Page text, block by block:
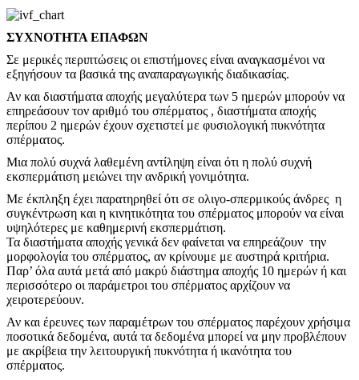
ΣΥΧΝΟΤΗΤΑ ΕΠΑΦΩΝ
Σε μερικές περιπτώσεις οι επιστήμονες είναι αναγκασμένοι να
εξηγήσουν τα βασικά της αναπαραγωγικής διαδικασίας.
Αν και διαστήματα αποχής μεγαλύτερα των 5 ημερών μπορούν να
επηρεάσουν τον αριθμό του σπέρματος , διαστήματα αποχής
περίπου 2 ημερών έχουν σχετιστεί με φυσιολογική πυκνότητα
σπέρματος.
Μια πολύ συχνά λαθεμένη αντίληψη είναι ότι η πολύ συχνή
εκσπερμάτιση μειώνει την ανδρική γονιμότητα.
Με έκπληξη έχει παρατηρηθεί ότι σε ολιγο-σπερμικούς άνδρες η
συγκέντρωση και η κινητικότητα του σπέρματος μπορούν να είναι
υψηλότερες με καθημερινή εκσπερμάτιση.
Τα διαστήματα αποχής γενικά δεν φαίνεται να επηρεάζουν την
μορφολογία του σπέρματος, αν κρίνουμε με αυστηρά κριτήρια.
Παρ’ όλα αυτά μετά από μακρύ διάστημα αποχής 10 ημερών ή και
περισσότερο οι παράμετροι του σπέρματος αρχίζουν να
χειροτερεύουν.
Αν και έρευνες των παραμέτρων του σπέρματος παρέχουν χρήσιμα
ποσοτικά δεδομένα, αυτά τα δεδομένα μπορεί να μην προβλέπουν
με ακρίβεια την λειτουργική πυκνότητα ή ικανότητα του
σπέρματος.